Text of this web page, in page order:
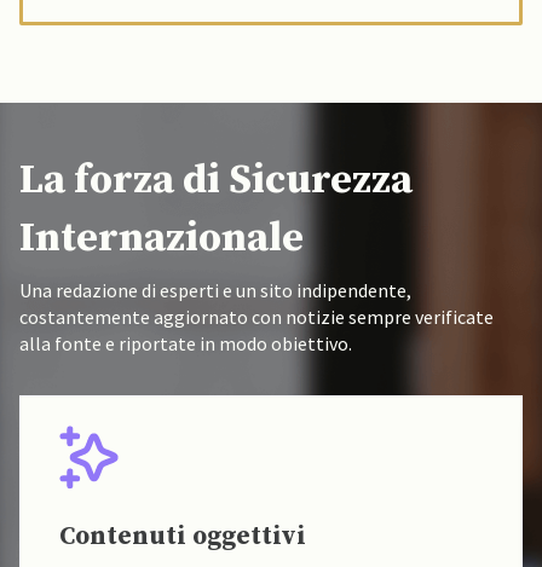
La forza di Sicurezza
Internazionale
Una redazione di esperti e un sito indipendente,
costantemente aggiornato con notizie sempre verificate
alla fonte e riportate in modo obiettivo.
Contenuti oggettivi